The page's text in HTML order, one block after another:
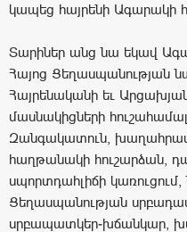
կապեց հայրենի Ագարակի
Տարիներ անց նա եկավ
Հայոց Ցեղասպանության
Հայրենականի եւ
մասնակիցների
Զանգակատուն,
հաղթանակի հուշարձան,
սպորտդահլիճի
Ցեղասպանության
սրբապատկեր-խճանկար,